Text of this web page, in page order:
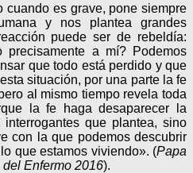
cuando es grave, pone siempre
y nos plantea grandes
puede ser de rebeldía:
a mí? Podemos
que todo está perdido y que
situación, por una parte la fe
al mismo tiempo revela toda
la fe haga desaparecer la
que plantea, sino
con la que podemos descubrir
que estamos viviendo». (Papa
Enfermo 2016).